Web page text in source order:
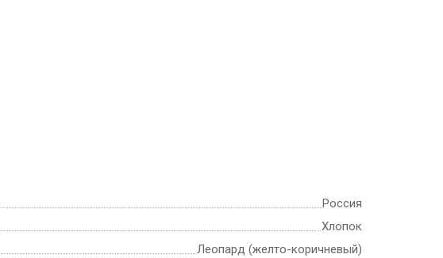
Россия
Хлопок
Леопард (желто-коричневый)